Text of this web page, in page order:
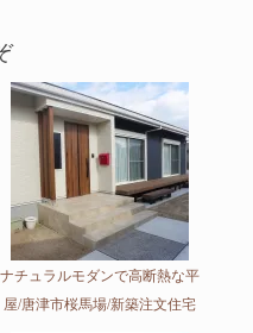
ナチュラルモダンで高断熱な平
屋/唐津市桜馬場/新築注文住宅